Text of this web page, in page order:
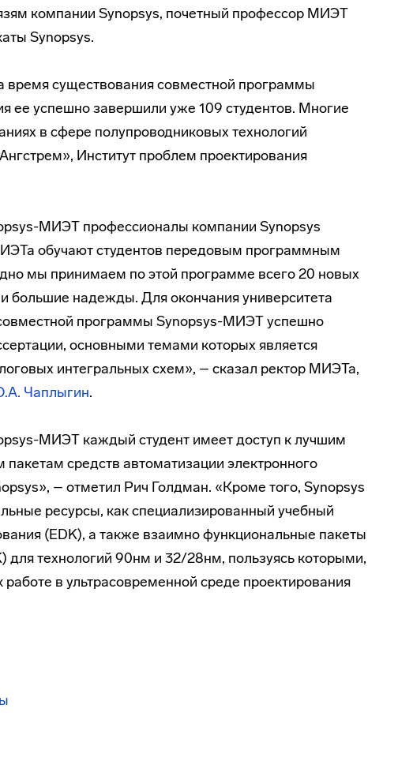
компании Synopsys, почетный профессор МИЭТ
Synopsys.
время существования совместной программы
ее успешно завершили уже 109 студентов. Многие
в сфере полупроводниковых технологий
Институт проблем проектирования
МИЭТ профессионалы компании Synopsys
обучают студентов передовым программным
мы принимаем по этой программе всего 20 новых
большие надежды. Для окончания университета
программы Synopsys-МИЭТуспешно
основными темами которых является
интегральных схем», – сказал ректор МИЭТа,
Чаплыгин.
МИЭТ каждый студент имеет доступ к лучшим
средств автоматизации электронного
– отметил Рич Голдман. «Кроме того, Synopsys
ресурсы, как специализированный учебный
(EDK), а также взаимно функциональные пакеты
для технологий 90нм и 32/28нм, пользуясь которыми,
работе в ультрасовременной среде проектирования